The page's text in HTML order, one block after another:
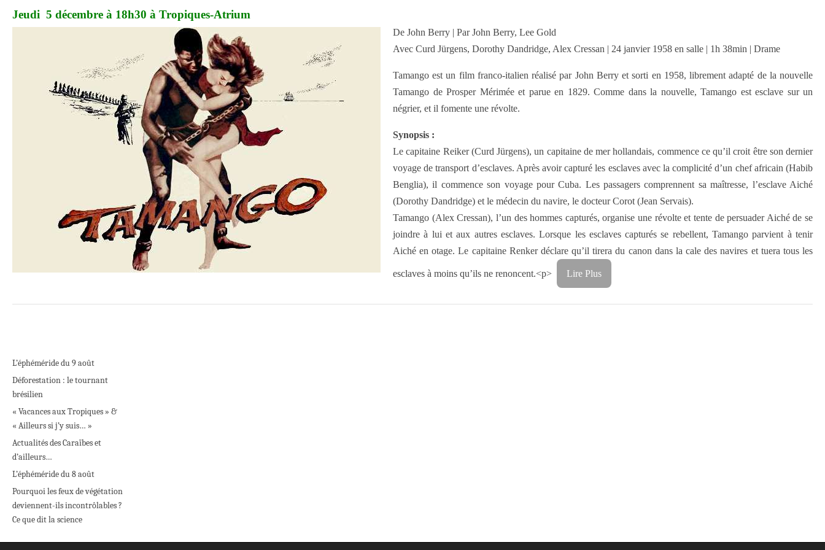
Jeudi 5 décembre à 18h30 à Tropiques-Atrium
De John Berry | Par John Berry, Lee Gold
Avec Curd Jürgens, Dorothy Dandridge, Alex Cressan | 24 janvier 1958 en salle | 1h 38min | Drame
Tamango est un film franco-italien réalisé par John Berry et sorti en 1958, librement adapté de la nouvelle
Tamango de Prosper Mérimée et parue en 1829. Comme dans la nouvelle, Tamango est esclave sur un
négrier, et il fomente une révolte.
Synopsis :
Le capitaine Reiker (Curd Jürgens), un capitaine de mer hollandais, commence ce qu’il croit être son dernier
voyage de transport d’esclaves. Après avoir capturé les esclaves avec la complicité d’un chef africain (Habib
Benglia), il commence son voyage pour Cuba. Les passagers comprennent sa maîtresse, l’esclave Aiché
(Dorothy Dandridge) et le médecin du navire, le docteur Corot (Jean Servais).
Tamango (Alex Cressan), l’un des hommes capturés, organise une révolte et tente de persuader Aiché de se
joindre à lui et aux autres esclaves. Lorsque les esclaves capturés se rebellent, Tamango parvient à tenir
Aiché en otage. Le capitaine Renker déclare qu’il tirera du canon dans la cale des navires et tuera tous les
esclaves à moins qu’ils ne renoncent.<p> Lire Plus
L’éphéméride du 9 août
Déforestation : le tournant
brésilien
« Vacances aux Tropiques » &
« Ailleurs si j’y suis… »
Actualités des Caraïbes et
d’ailleurs…
L’éphéméride du 8 août
Pourquoi les feux de végétation
deviennent-ils incontrôlables ?
Ce que dit la science